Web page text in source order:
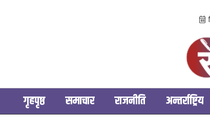
गृहपृष्ठ समाचार राजनीति अन्तर्राष्ट्रिय